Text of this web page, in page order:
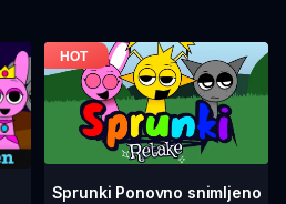
Sprunki Ponovno snimljeno